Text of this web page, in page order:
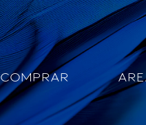
COMPRAR